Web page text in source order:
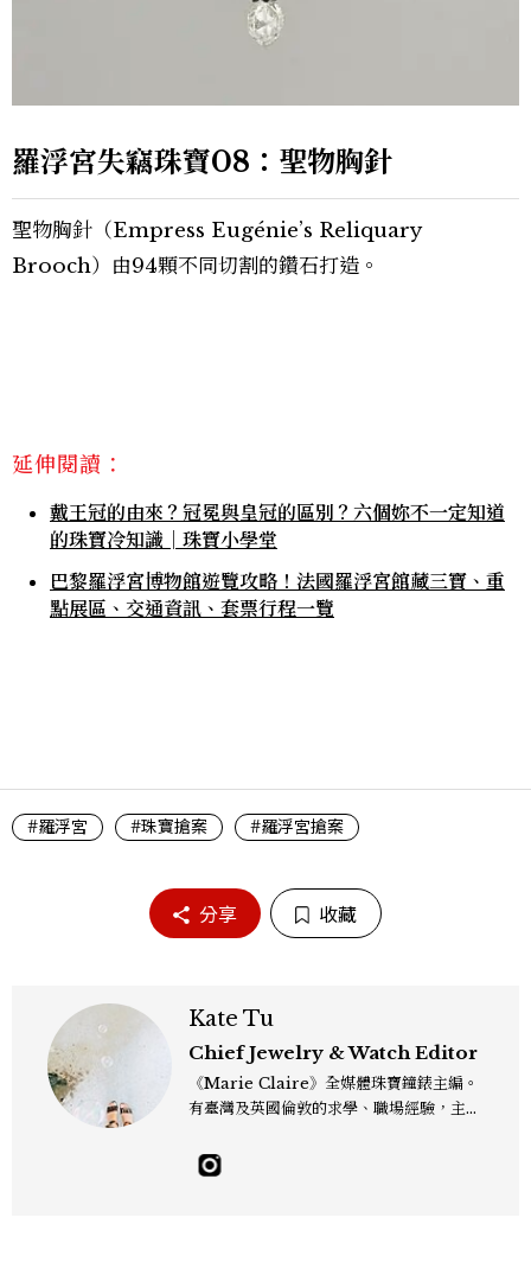
羅浮宮失竊珠寶08：聖物胸針
聖物胸針（Empress Eugénie’s Reliquary
Brooch）由94顆不同切割的鑽石打造。
延伸閱讀：
戴王冠的由來？冠冕與皇冠的區別？六個妳不一定知道
的珠寶冷知識│珠寶小學堂
巴黎羅浮宮博物館遊覽攻略！法國羅浮宮館藏三寶、重
點展區、交通資訊、套票行程一覽
#羅浮宮 #珠寶搶案 #羅浮宮搶案
分享 收藏
Kate Tu
Chief Jewelry & Watch Editor
《Marie Claire》全媒體珠寶鐘錶主編。
有臺灣及英國倫敦的求學、職場經驗，主修
佳人》編輯工作內容，包括錶展等國際活動
採訪、珠寶市場動態等專題，及視覺拍攝執